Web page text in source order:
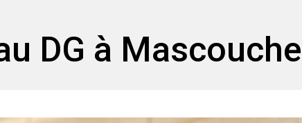
DG à Mascouche